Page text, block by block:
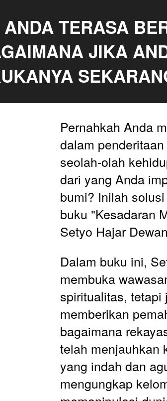
TERASA
JIKA
Pernahkah Anda
dalam
seolah-olah
dari yang Anda
bumi? Inilah
buku "Kesadaran
Setyo Hajar
Dalam buku ini,
membuka
spiritualitas, tetapi
memberikan
bagaimana
telah menjauhkan
yang indah dan
mengungkap